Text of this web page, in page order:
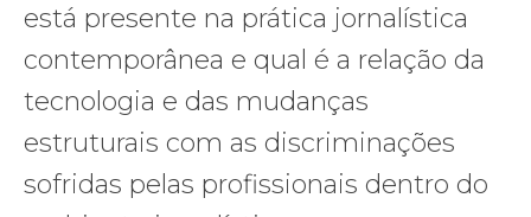
está presente na prática jornalística
contemporânea e qual é a relação da
tecnologia e das mudanças
estruturais com as discriminações
sofridas pelas profissionais dentro do